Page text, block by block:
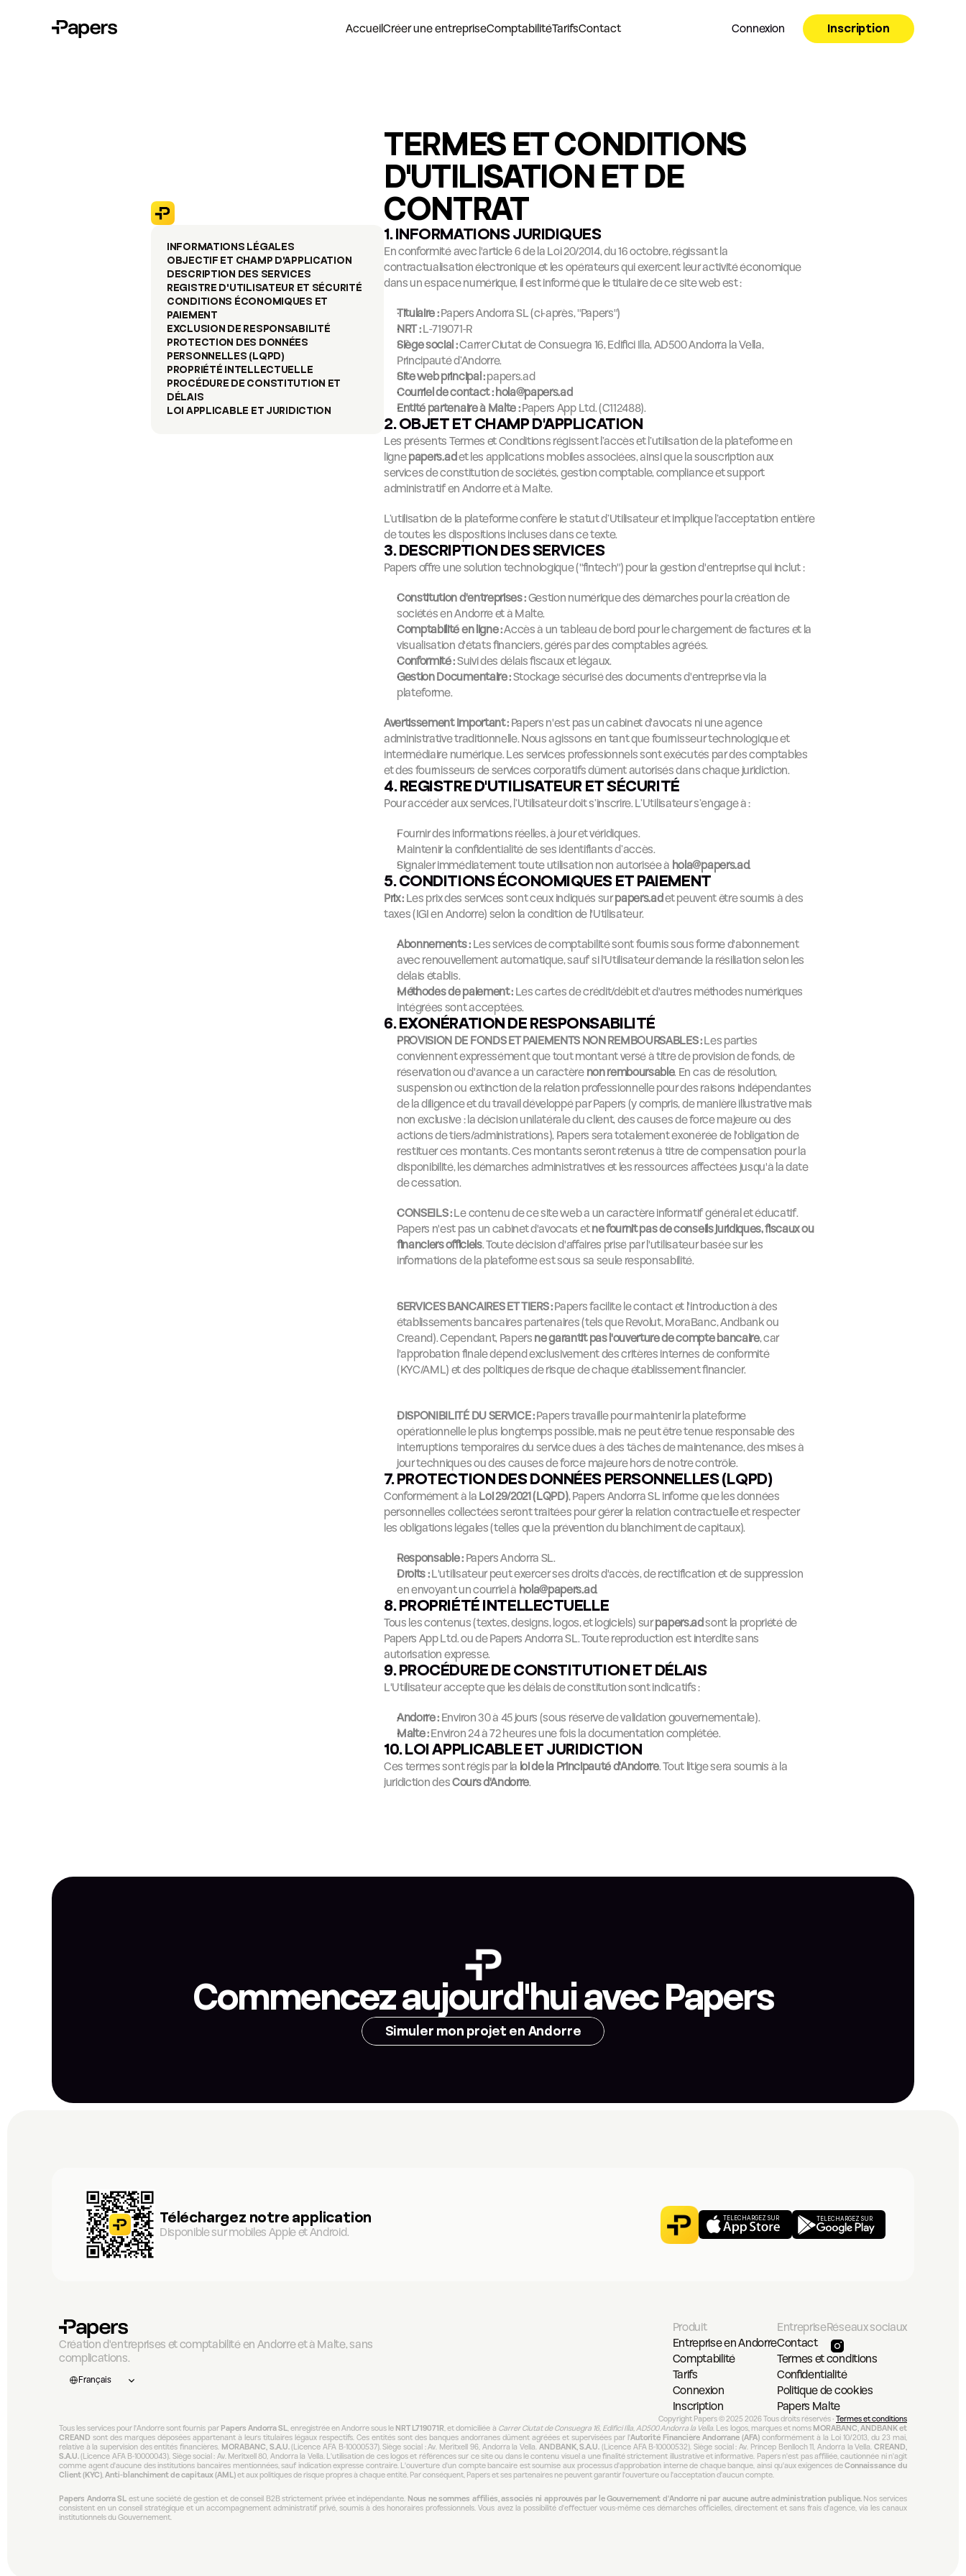
AccueilCréer une entrepriseComptabilitéTarifsContact Connexion Inscription
INFORMATIONS LÉGALES
OBJECTIF ET CHAMP D'APPLICATION
DESCRIPTION DES SERVICES
REGISTRE D'UTILISATEUR ET SÉCURITÉ
CONDITIONS ÉCONOMIQUES ET
PAIEMENT
EXCLUSION DE RESPONSABILITÉ
PROTECTION DES DONNÉES
PERSONNELLES (LQPD)
PROPRIÉTÉ INTELLECTUELLE
PROCÉDURE DE CONSTITUTION ET
DÉLAIS
LOI APPLICABLE ET JURIDICTION
TERMES ET CONDITIONS
D'UTILISATION ET DE
CONTRAT
1. INFORMATIONS JURIDIQUES
En conformité avec l'article 6 de la Loi 20/2014, du 16 octobre, régissant la
contractualisation électronique et les opérateurs qui exercent leur activité économique
dans un espace numérique, il est informé que le titulaire de ce site web est :
Titulaire : Papers Andorra SL (ci-après, "Papers")
NRT : L-719071-R
Siège social : Carrer Ciutat de Consuegra 16, Edifici Illa, AD500 Andorra la Vella,
Principauté d’Andorre.
Site web principal :papers.ad
Courriel de contact :hola@papers.ad
Entité partenaire à Malte : Papers App Ltd. (C112488).
2. OBJET ET CHAMP D'APPLICATION
Les présents Termes et Conditions régissent l’accès et l’utilisation de la plateforme en
ligne papers.ad et les applications mobiles associées, ainsi que la souscription aux
services de constitution de sociétés, gestion comptable, compliance et support
administratif en Andorre et à Malte.
L’utilisation de la plateforme confère le statut d’Utilisateur et implique l’acceptation entière
de toutes les dispositions incluses dans ce texte.
3. DESCRIPTION DES SERVICES
Papers offre une solution technologique ("fintech") pour la gestion d'entreprise qui inclut :
Constitution d'entreprises : Gestion numérique des démarches pour la création de
sociétés en Andorre et à Malte.
Comptabilité en ligne : Accès à un tableau de bord pour le chargement de factures et la
visualisation d'états financiers, gérés par des comptables agréés.
Conformité : Suivi des délais fiscaux et légaux.
Gestion Documentaire : Stockage sécurisé des documents d'entreprise via la
plateforme.
Avertissement Important : Papers n'est pas un cabinet d'avocats ni une agence
administrative traditionnelle. Nous agissons en tant que fournisseur technologique et
intermédiaire numérique. Les services professionnels sont exécutés par des comptables
et des fournisseurs de services corporatifs dûment autorisés dans chaque juridiction.
4. REGISTRE D'UTILISATEUR ET SÉCURITÉ
Pour accéder aux services, l’Utilisateur doit s’inscrire. L’Utilisateur s’engage à :
Fournir des informations réelles, à jour et véridiques.
Maintenir la confidentialité de ses identifiants d’accès.
Signaler immédiatement toute utilisation non autorisée à hola@papers.ad.
5. CONDITIONS ÉCONOMIQUES ET PAIEMENT
Prix : Les prix des services sont ceux indiqués sur papers.ad et peuvent être soumis à des
taxes (IGI en Andorre) selon la condition de l'Utilisateur.
Abonnements : Les services de comptabilité sont fournis sous forme d'abonnement
avec renouvellement automatique, sauf si l'Utilisateur demande la résiliation selon les
délais établis.
Méthodes de paiement : Les cartes de crédit/débit et d'autres méthodes numériques
intégrées sont acceptées.
6. EXONÉRATION DE RESPONSABILITÉ
PROVISION DE FONDS ET PAIEMENTS NON REMBOURSABLES : Les parties
conviennent expressément que tout montant versé à titre de provision de fonds, de
réservation ou d'avance a un caractère non remboursable. En cas de résolution,
suspension ou extinction de la relation professionnelle pour des raisons indépendantes
de la diligence et du travail développé par Papers (y compris, de manière illustrative mais
non exclusive : la décision unilatérale du client, des causes de force majeure ou des
actions de tiers/administrations), Papers sera totalement exonérée de l'obligation de
restituer ces montants. Ces montants seront retenus à titre de compensation pour la
disponibilité, les démarches administratives et les ressources affectées jusqu'à la date
de cessation.
CONSEILS : Le contenu de ce site web a un caractère informatif général et éducatif.
Papers n'est pas un cabinet d'avocats et ne fournit pas de conseils juridiques, fiscaux ou
financiers officiels. Toute décision d'affaires prise par l'utilisateur basée sur les
informations de la plateforme est sous sa seule responsabilité.
SERVICES BANCAIRES ET TIERS : Papers facilite le contact et l'introduction à des
établissements bancaires partenaires (tels que Revolut, MoraBanc, Andbank ou
Creand). Cependant, Papers ne garantit pas l'ouverture de compte bancaire, car
l'approbation finale dépend exclusivement des critères internes de conformité
(KYC/AML) et des politiques de risque de chaque établissement financier.
DISPONIBILITÉ DU SERVICE : Papers travaille pour maintenir la plateforme
opérationnelle le plus longtemps possible, mais ne peut être tenue responsable des
interruptions temporaires du service dues à des tâches de maintenance, des mises à
jour techniques ou des causes de force majeure hors de notre contrôle.
7. PROTECTION DES DONNÉES PERSONNELLES (LQPD)
Conformément à la Loi 29/2021 (LQPD), Papers Andorra SL informe que les données
personnelles collectées seront traitées pour gérer la relation contractuelle et respecter
les obligations légales (telles que la prévention du blanchiment de capitaux).
Responsable : Papers Andorra SL.
Droits : L'utilisateur peut exercer ses droits d'accès, de rectification et de suppression
en envoyant un courriel à hola@papers.ad.
8. PROPRIÉTÉ INTELLECTUELLE
Tous les contenus (textes, designs, logos, et logiciels) sur papers.ad sont la propriété de
Papers App Ltd. ou de Papers Andorra SL. Toute reproduction est interdite sans
autorisation expresse.
9. PROCÉDURE DE CONSTITUTION ET DÉLAIS
L'Utilisateur accepte que les délais de constitution sont indicatifs :
Andorre : Environ 30 à 45 jours (sous réserve de validation gouvernementale).
Malte : Environ 24 à 72 heures une fois la documentation complétée.
10. LOI APPLICABLE ET JURIDICTION
Ces termes sont régis par la loi de la Principauté d'Andorre. Tout litige sera soumis à la
juridiction des Cours d'Andorre.
Commencez aujourd'hui avec Papers
Simuler mon projet en Andorre
Téléchargez notre application
Disponible sur mobiles Apple et Android.
TÉLÉCHARGEZ SUR TÉLÉCHARGEZ SUR
Création d'entreprises et comptabilité en Andorre et à Malte, sans
complications.
Français
Produit
Entreprise en Andorre
Comptabilité
Tarifs
Connexion
Inscription
Entreprise
Contact
Termes et conditions
Confidentialité
Politique de cookies
Papers Malte
Réseaux sociaux
Copyright Papers © 2025 2026 Tous droits réservés • Termes et conditions
Tous les services pour l'Andorre sont fournis par Papers Andorra SL, enregistrée en Andorre sous le NRT L719071R, et domiciliée à Carrer Ciutat de Consuegra 16, Edifici Illa, AD500 Andorra la Vella. Les logos, marques et noms MORABANC, ANDBANK et
CREAND sont des marques déposées appartenant à leurs titulaires légaux respectifs. Ces entités sont des banques andorranes dûment agréées et supervisées par l'Autorité Financière Andorrane (AFA) conformément à la Loi 10/2013, du 23 mai,
relative à la supervision des entités financières. MORABANC, S.A.U. (Licence AFA B-10000537). Siège social : Av. Meritxell 96, Andorra la Vella. ANDBANK, S.A.U. (Licence AFA B-10000532). Siège social : Av. Príncep Benlloch 11, Andorra la Vella. CREAND,
S.A.U. (Licence AFA B-10000043). Siège social : Av. Meritxell 80, Andorra la Vella. L'utilisation de ces logos et références sur ce site ou dans le contenu visuel a une finalité strictement illustrative et informative. Papers n'est pas affiliée, cautionnée ni n'agit
comme agent d'aucune des institutions bancaires mentionnées, sauf indication expresse contraire. L'ouverture d'un compte bancaire est soumise aux processus d'approbation interne de chaque banque, ainsi qu'aux exigences de Connaissance du
Client (KYC), Anti-blanchiment de capitaux (AML) et aux politiques de risque propres à chaque entité. Par conséquent, Papers et ses partenaires ne peuvent garantir l'ouverture ou l'acceptation d'aucun compte.
Papers Andorra SL est une société de gestion et de conseil B2B strictement privée et indépendante. Nous ne sommes affiliés, associés ni approuvés par le Gouvernement d'Andorre ni par aucune autre administration publique. Nos services
consistent en un conseil stratégique et un accompagnement administratif privé, soumis à des honoraires professionnels. Vous avez la possibilité d'effectuer vous-même ces démarches officielles, directement et sans frais d'agence, via les canaux
institutionnels du Gouvernement.